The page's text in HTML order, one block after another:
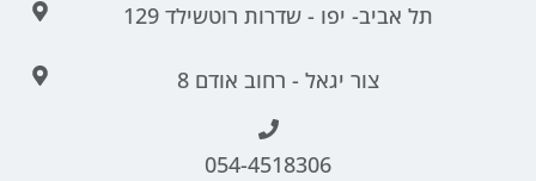
תל אביב- יפו - שדרות רוטשילד 129
צור יגאל - רחוב אודם 8
054-4518306